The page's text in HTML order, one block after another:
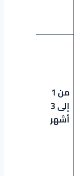
من 1
إلى 3
أشهر